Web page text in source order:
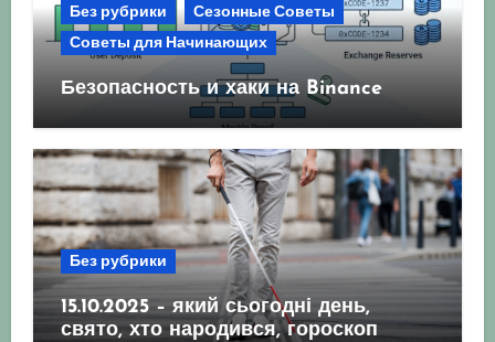
Без рубрики
Сезонные Советы
Советы для Начинающих
Безопасность и хаки на Binance
Без рубрики
15.10.2025 – який сьогодні день,
свято, хто народився, гороскоп